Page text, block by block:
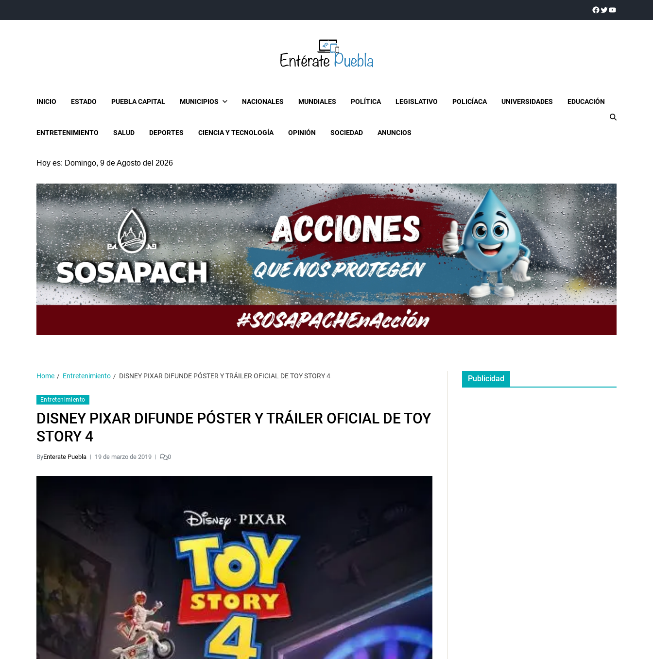
INICIO ESTADO PUEBLA CAPITAL MUNICIPIOS NACIONALES MUNDIALES POLÍTICA LEGISLATIVO POLICÍACA UNIVERSIDADES EDUCACIÓN
ENTRETENIMIENTO SALUD DEPORTES CIENCIA Y TECNOLOGÍA OPINIÓN SOCIEDAD ANUNCIOS
Hoy es: Domingo, 9 de Agosto del 2026
Home Entretenimiento DISNEY PIXAR DIFUNDE PÓSTER Y TRÁILER OFICIAL DE TOY STORY 4
Entretenimiento
DISNEY PIXAR DIFUNDE PÓSTER Y TRÁILER OFICIAL DE TOY
STORY 4
ByEnterate Puebla 19 de marzo de 2019 0
Publicidad